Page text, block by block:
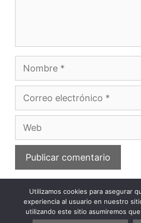
Nombre
Correo
Web
Privacidad Política de
Utilizamos cookies para asegurar
experiencia al usuario en nuestro
utilizando este sitio asumiremos